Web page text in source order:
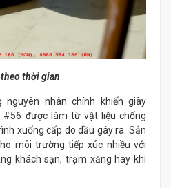
thời gian
nhân chính khiến giày
#56 được làm từ vật liệu chống
xuống cấp do dầu gây ra. Sản
môi trường tiếp xúc nhiều với
khách sạn, trạm xăng hay khi